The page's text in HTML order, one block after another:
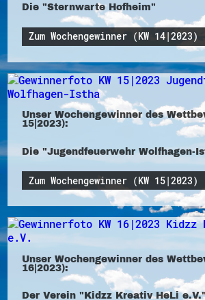
Die "Sternwarte Hofheim"
Zum Wochengewinner (KW 14|2023)
Unser Wochengewinner des
15|2023):
Die "Jugendfeuerwehr Wolfhagen-
Zum Wochengewinner (KW 15|2023)
Unser Wochengewinner des
16|2023):
Der Verein "Kidzz Kreativ HeLi